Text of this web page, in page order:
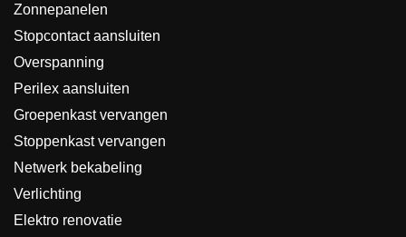
Zonnepanelen
Stopcontact aansluiten
Overspanning
Perilex aansluiten
Groepenkast vervangen
Stoppenkast vervangen
Netwerk bekabeling
Verlichting
Elektro renovatie